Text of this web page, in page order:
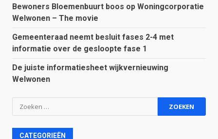
Bewoners Bloemenbuurt boos op Woningcorporatie
Welwonen – The movie
Gemeenteraad neemt besluit fases 2-4 met
informatie over de gesloopte fase 1
De juiste informatiesheet wijkvernieuwing
Welwonen
Zoeken
naar:
CATEGORIEËN